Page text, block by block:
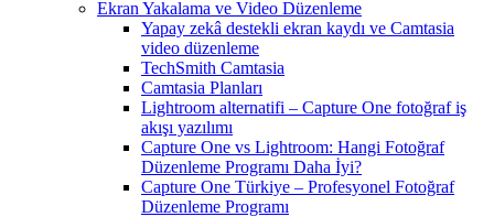
Ekran Yakalama ve Video Düzenleme
Yapay zekâ destekli ekran kaydı ve Camtasia
video düzenleme
TechSmith Camtasia
Camtasia Planları
Lightroom alternatifi – Capture One fotoğraf iş
akışı yazılımı
Capture One vs Lightroom: Hangi Fotoğraf
Düzenleme Programı Daha İyi?
Capture One Türkiye – Profesyonel Fotoğraf
Düzenleme Programı